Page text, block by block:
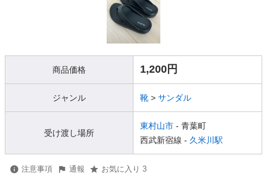
商品価格 1,200円
ジャンル 靴 > サンダル
受け渡し場所
東村山市 - 青葉町
西武新宿線 - 久米川駅
注意事項 通報 お気に入り 3